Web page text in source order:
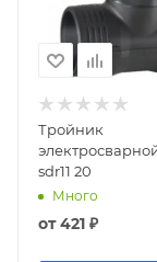
Тройник
sdr11 20
Много
от421 ₽